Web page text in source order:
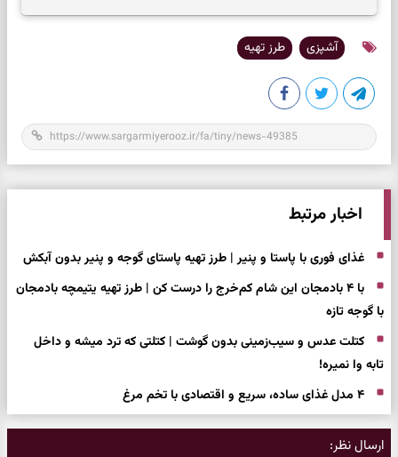
آشپزی طرز تهیه
اخبار مرتبط
غذای فوری با پاستا و پنیر | طرز تهیه پاستای گوجه و پنیر بدون آبکش
با ۴ بادمجان این شام کم‌خرج را درست کن | طرز تهیه یتیمچه بادمجان
با گوجه تازه
کتلت عدس و سیب‌زمینی بدون گوشت | کتلتی که ترد میشه و داخل
تابه وا نمیره!
۴ مدل غذای ساده، سریع و اقتصادی با تخم مرغ
ارسال نظر: